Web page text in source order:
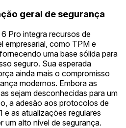
geral de segurança
Pro integra recursos de
empresarial, como TPM e
uma base sólida para
seguro. Sua esperada
ainda mais o compromisso
modernos. Embora as
sejam desconhecidas para um
a adesão aos protocolos de
e as atualizações regulares
um alto nível de segurança.